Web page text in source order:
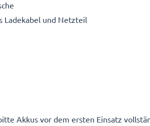
Ladekabel und Netzteil
Akkus vor dem ersten Einsatz